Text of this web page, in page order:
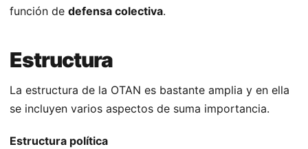
función de defensa colectiva.
Estructura
La estructura de la OTAN es bastante amplia y en ella
se incluyen varios aspectos de suma importancia.
Estructura política